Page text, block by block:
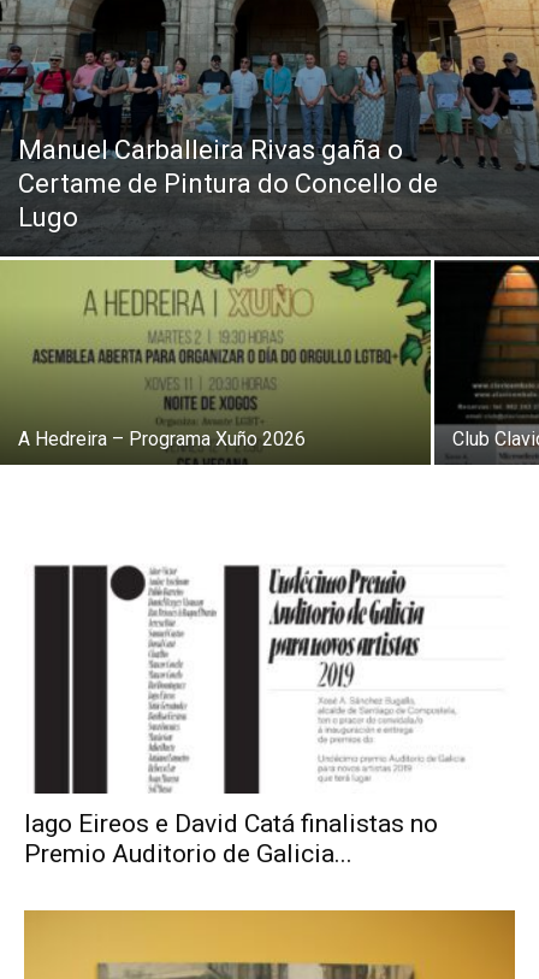
Manuel Carballeira Rivas gaña o
Certame de Pintura do Concello de
Lugo
A Hedreira – Programa Xuño 2026 Club
Iago Eireos e David Catá finalistas no
Premio Auditorio de Galicia...